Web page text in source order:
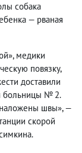
собака
— рваная
медики
повязку,
доставили
больницы № 2.
швы», —
скорой